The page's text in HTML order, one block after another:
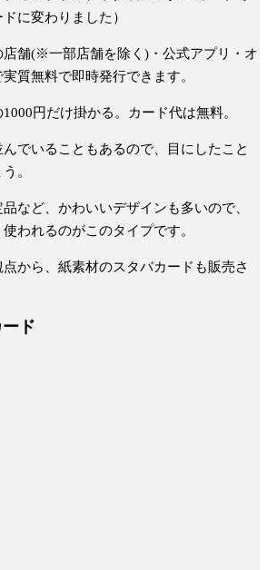
に変わりました）
店舗(※一部店舗を除く)・公式アプリ・オ
質無料で即時発行できます。
円だけ掛かる。カード代は無料。
でいることもあるので、目にしたこと
。
など、かわいいデザインも多いので、
われるのがこのタイプです。
から、紙素材のスタバカードも販売さ
ド